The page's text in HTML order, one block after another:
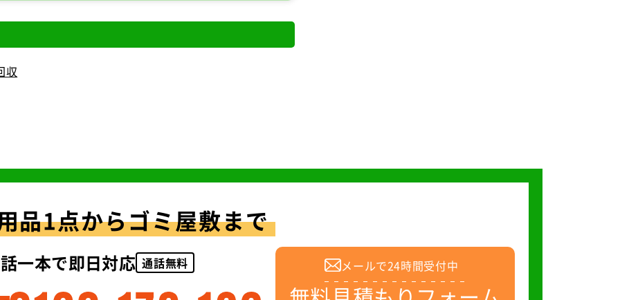
収
品1点からゴミ屋敷まで
一本で即日対応 通話無料 メールで24時間受付中